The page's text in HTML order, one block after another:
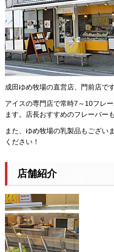
成田ゆめ牧場の直営店、門前店です
アイスの専門店で常時7～10フレ
ます。店長おすすめのフレーバー
また、ゆめ牧場の乳製品もござい
ください！
店舗紹介